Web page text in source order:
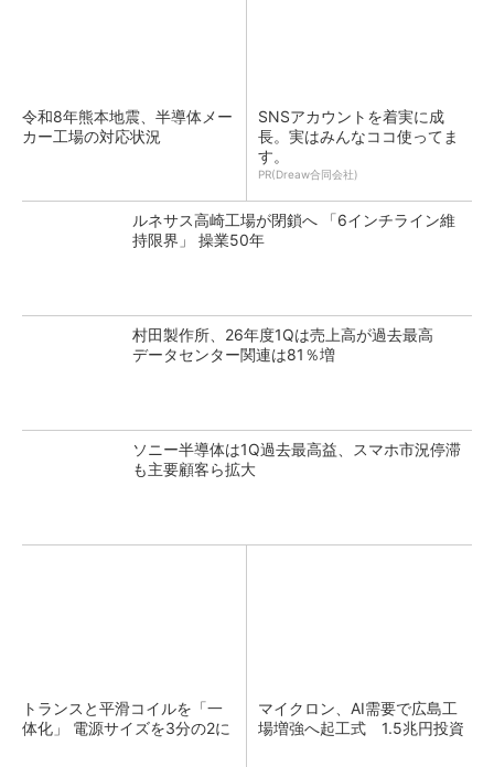
令和8年熊本地震、半導体メー
カー工場の対応状況
SNSアカウントを着実に成
長。実はみんなココ使ってま
す。
PR(Dreaw合同会社)
ルネサス高崎工場が閉鎖へ 「6インチライン維
持限界」 操業50年
村田製作所、26年度1Qは売上高が過去最高
データセンター関連は81％増
ソニー半導体は1Q過去最高益、スマホ市況停滞
も主要顧客ら拡大
トランスと平滑コイルを「一
体化」 電源サイズを3分の2に
マイクロン、AI需要で広島工
場増強へ起工式 1.5兆円投資